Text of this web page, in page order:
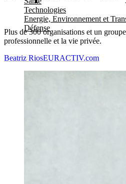
Technologies
Energie, Environnement et
Défense
Plus de 300 organisations et un
professionnelle et la vie privée.
Beatriz RiosEURACTIV.com